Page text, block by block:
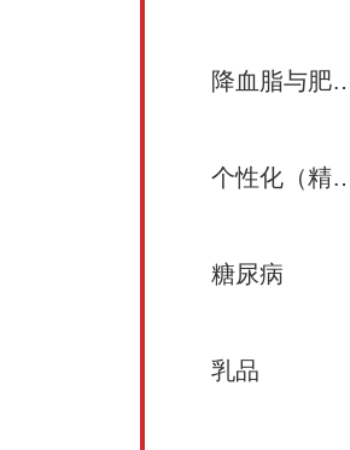
降血脂与
个性化（精
糖尿病
乳品